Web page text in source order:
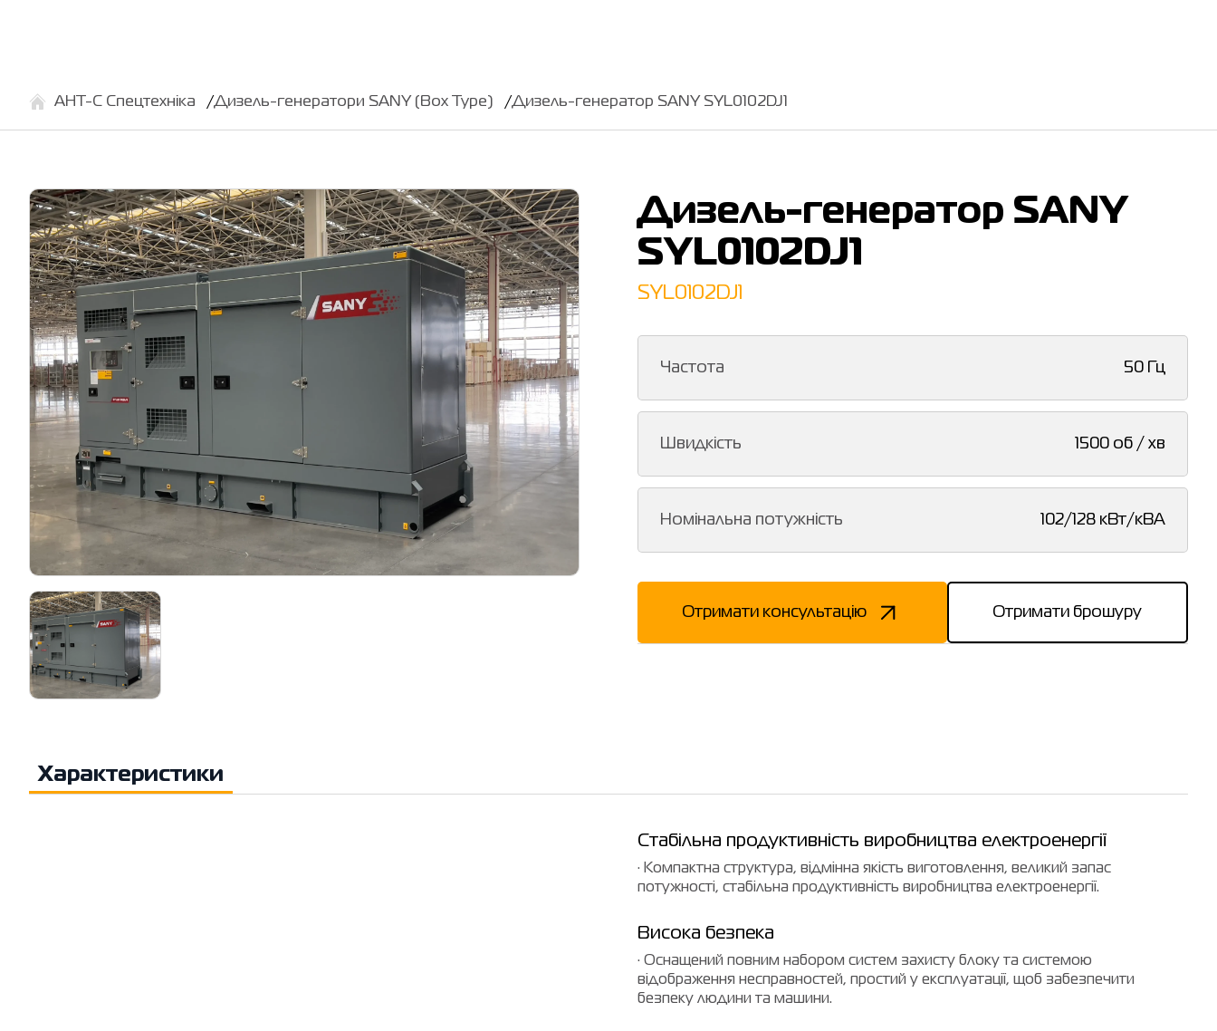
АНТ-С Спецтехніка Дизель-генератори SANY (Box Type) Дизель-генератор SANY SYL0102DJ1
Дизель-генератор SANY
SYL0102DJ1
SYL0102DJ1
Частота 50 Гц
Швидкість 1500 об / хв
Номінальна потужність 102/128 кВт/кВА
Отримати консультацію Отримати брошуру
Характеристики
Стабільна продуктивність виробництва електроенергії
· Компактна структура, відмінна якість виготовлення, великий запас
потужності, стабільна продуктивність виробництва електроенергії.
Висока безпека
· Оснащений повним набором систем захисту блоку та системою
відображення несправностей, простий у експлуатації, щоб забезпечити
безпеку людини та машини.